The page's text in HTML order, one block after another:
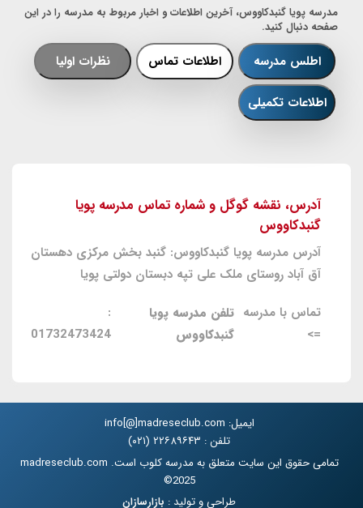
مدرسه پویا گنبدکاووس، آخرین اطلاعات و اخبار مربوط به مدرسه را در این
صفحه دنبال کنید.
اطلس مدرسه اطلاعات تماس نظرات اولیا
اطلاعات تکمیلی
آدرس، نقشه گوگل و شماره تماس مدرسه پویا
گنبدکاووس
آدرس مدرسه پویا گنبدکاووس: گنبد بخش مرکزی دهستان
آق آباد روستای ملک علی تپه دبستان دولتی پویا
تماس با مدرسه
=>
تلفن مدرسه پویا
گنبدکاووس
:
01732473424
ایمیل: info[@]madreseclub.com
تلفن : ۲۲۶۸۹۶۴۳ (۰۲۱)
تمامی حقوق این سایت متعلق به مدرسه کلوب است. madreseclub.com
2025©
طراحی و تولید : بازارسازان